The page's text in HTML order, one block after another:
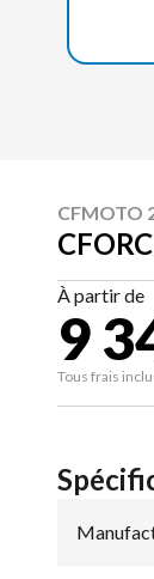
CFMOTO
À partir de
9
Tous frais